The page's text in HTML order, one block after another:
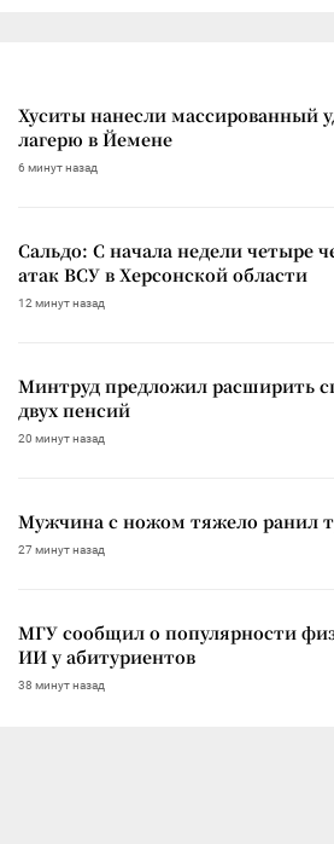
Хуситы нанесли массированный
лагерю в Йемене
6 минут назад
Сальдо: С начала недели четыре
атак ВСУ в Херсонской области
12 минут назад
Минтруд предложил расширить
двух пенсий
20 минут назад
Мужчина с ножом тяжело ранил
27 минут назад
МГУ сообщил о популярности
ИИ у абитуриентов
38 минут назад